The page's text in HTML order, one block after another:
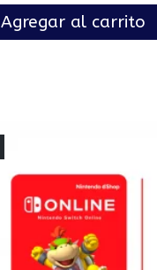
Agregar al carrito